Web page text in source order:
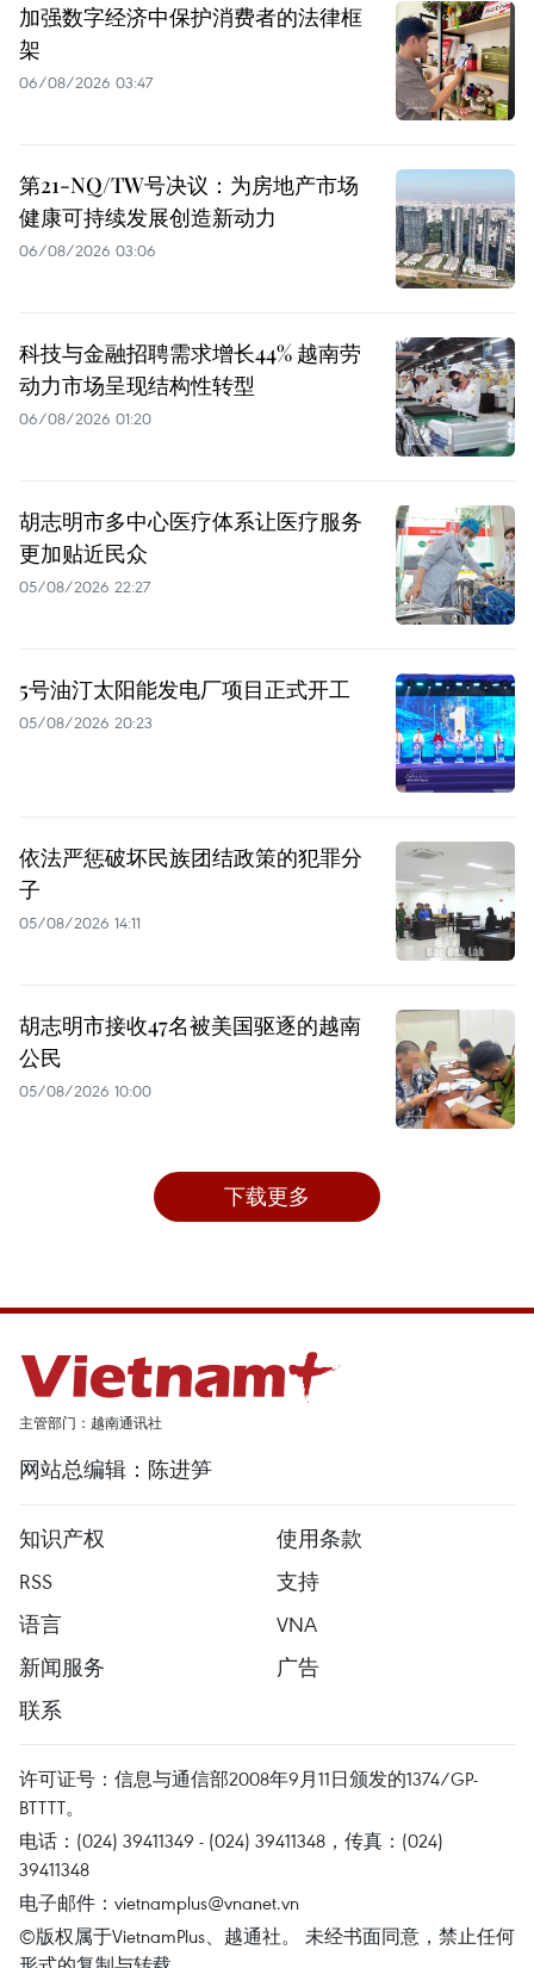
加强数字经济中保护消费者的法律框
架
06/08/2026 03:47
第21-NQ/TW号决议：为房地产市场
健康可持续发展创造新动力
06/08/2026 03:06
科技与金融招聘需求增长44% 越南劳
动力市场呈现结构性转型
06/08/2026 01:20
胡志明市多中心医疗体系让医疗服务
更加贴近民众
05/08/2026 22:27
5号油汀太阳能发电厂项目正式开工
05/08/2026 20:23
依法严惩破坏民族团结政策的犯罪分
子
05/08/2026 14:11
胡志明市接收47名被美国驱逐的越南
公民
05/08/2026 10:00
下载更多
主管部门：越南通讯社
网站总编辑：陈进笋
知识产权
使用条款
RSS
支持
语言
VNA
新闻服务
广告
联系
许可证号：信息与通信部2008年9月11日颁发的1374/GP-
BTTTT。
电话：(024) 39411349 - (024) 39411348，传真：(024)
39411348
电子邮件： vietnamplus@vnanet.vn
©版权属于VietnamPlus、越通社。 未经书面同意，禁止任何